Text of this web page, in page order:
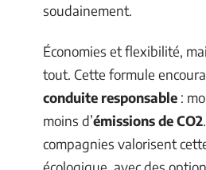
soudainement.
Économies et flexibilité,
tout. Cette formule
conduite responsable :
moins d’émissions de CO2
compagnies valorisent